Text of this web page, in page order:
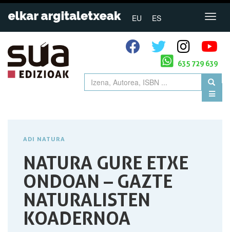
EU ES
635 729 639
ADI NATURA
NATURA GURE ETXE
ONDOAN – GAZTE
NATURALISTEN
KOADERNOA